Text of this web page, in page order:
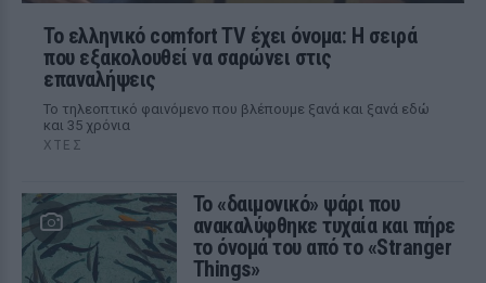
Το ελληνικό comfort TV έχει όνομα: Η σειρά
που εξακολουθεί να σαρώνει στις
επαναλήψεις
Το τηλεοπτικό φαινόμενο που βλέπουμε ξανά και ξανά εδώ
και 35 χρόνια
ΧΤΕΣ
Το «δαιμονικό» ψάρι που
ανακαλύφθηκε τυχαία και πήρε
το όνομά του από το «Stranger
Things»